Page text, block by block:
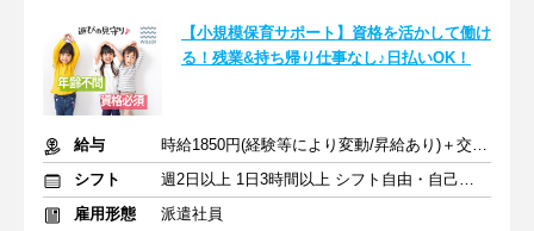
【小規模保育サポート】資格を活かして働け
る！残業&持ち帰り仕事なし♪日払いOK！
給与
時給1850円(経験等により変動/昇給あり)＋交通費全額支給
シフト
週2日以上 1日3時間以上 シフト自由・自己申告
雇用形態
派遣社員